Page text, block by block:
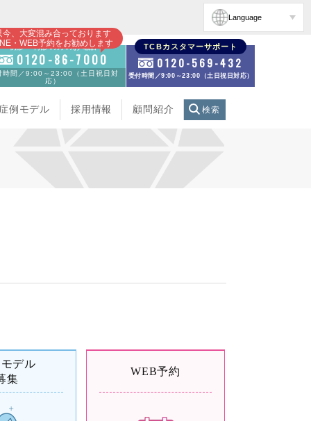
Language
今、大変混み合っております
・WEB予約をお勧めします
初診・再診の方のお電話
0120-86-7000
時間／9:00～23:00（土日祝日対
応）
TCBカスタマーサポート
0120-569-432
受付時間／9:00～23:00（土日祝日対応）
例モデル 採用情報 顧問紹介 検索
デル
集
WEB予約